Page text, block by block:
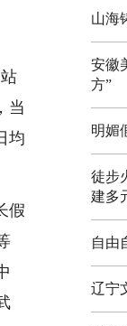
当
均
假
山海
安徽
方”
明媚
徒步
建多
自由
辽宁